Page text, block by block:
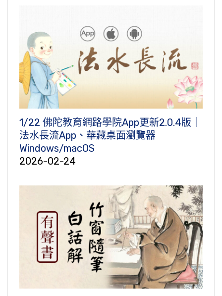
1/22 佛陀教育網路學院App更新2.0.4版｜
法水長流App、華藏桌面瀏覽器
Windows/macOS
2026-02-24